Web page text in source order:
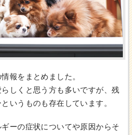
報をまとめました。
しくと思う方も多いですが、残
いうものも存在しています。
ーの症状についてや原因からそ